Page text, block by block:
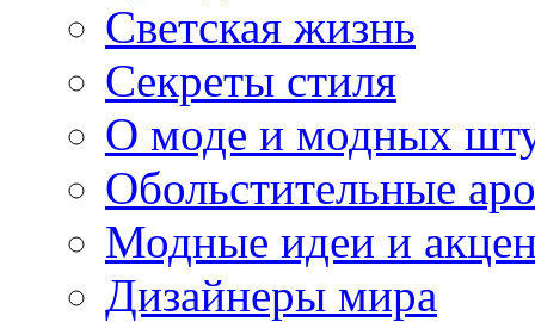
Светская жизнь
Секреты стиля
О моде и модных
Обольстительные
Модные идеи и
Дизайнеры мира